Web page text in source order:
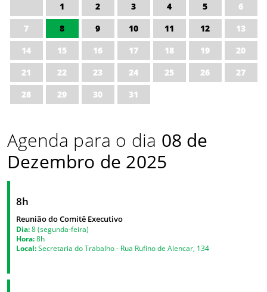
1 2 3 4 5
6
7
8 9 10 11 12
13
14
15 16 17 18 19
20
21
22 23 24 25 26
27
28
29 30 31
Agenda para o dia 08 de
Dezembro de 2025
8h
Reunião do Comitê Executivo
Dia:8 (segunda-feira)
Hora:8h
Local:Secretaria do Trabalho - Rua Rufino de Alencar, 134